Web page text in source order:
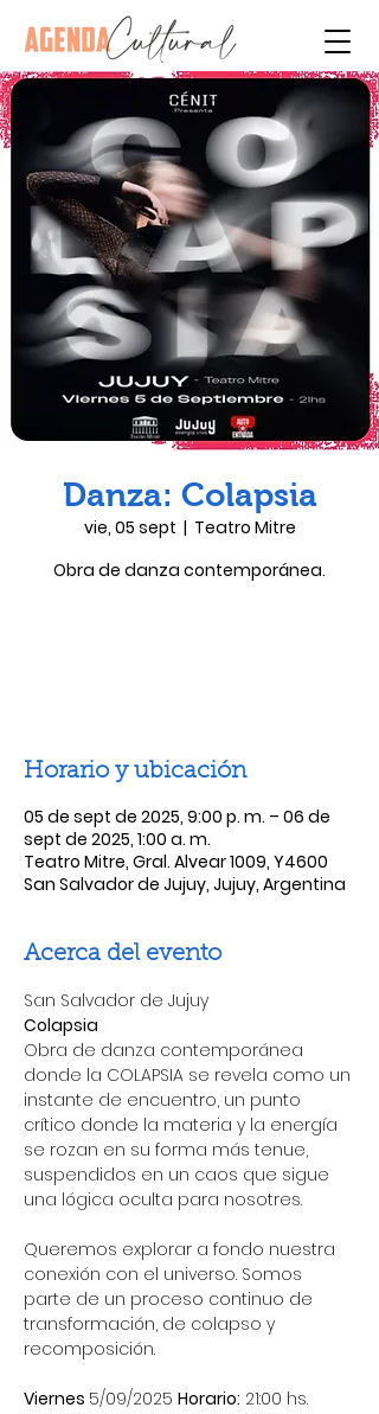
Danza: Colapsia
vie, 05 sept
  |
Teatro Mitre
Obra de danza contemporánea.
Horario y ubicación
05 de sept de 2025, 9:00 p. m. – 06 de
sept de 2025, 1:00 a. m.
Teatro Mitre, Gral. Alvear 1009, Y4600
San Salvador de Jujuy, Jujuy, Argentina
Acerca del evento
San Salvador de Jujuy
Colapsia
Obra de danza contemporánea
donde la COLAPSIA se revela como un
instante de encuentro, un punto
crítico donde la materia y la energía
se rozan en su forma más tenue,
suspendidos en un caos que sigue
una lógica oculta para nosotres.
Queremos explorar a fondo nuestra
conexión con el universo. Somos
parte de un proceso continuo de
transformación, de colapso y
recomposición.
Viernes 5/09/2025 Horario: 21:00 hs.